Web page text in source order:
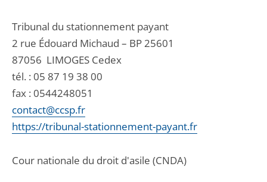
Tribunal du stationnement payant
2 rue Édouard Michaud – BP 25601
87056 LIMOGES Cedex
tél. : 05 87 19 38 00
fax : 0544248051
contact@ccsp.fr
https://tribunal-stationnement-payant.fr
Cour nationale du droit d'asile (CNDA)